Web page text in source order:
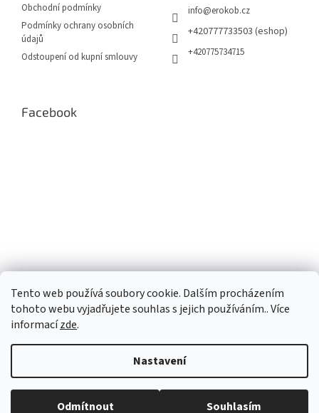
Tento web používá soubory cookie. Dalším procházením
tohoto webu vyjadřujete souhlas s jejich používáním.. Více
informacízde.
Nastavení
Odmítnout Souhlasím
Obchodní podmínky
Podmínky ochrany osobních
údajů
Odstoupení od kupní smlouvy
info@erokob.cz
+420777733503 (eshop)
+420775734715
Facebook
Vytvořil Shoptet